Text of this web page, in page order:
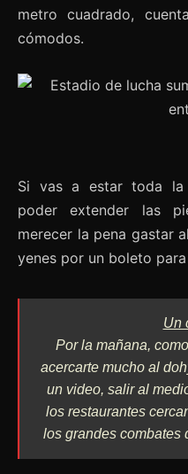
metro cuadrado,
cómodos.
Si vas a estar toda la
poder extender las
merecer la pena gastar
yenes por un boleto
Un
Por la mañana,
acercarte mucho al
un video, salir al
los restaurantes
los grandes combates